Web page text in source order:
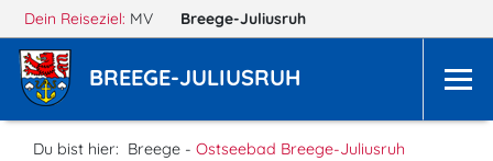
Dein Reiseziel: MV Breege-Juliusruh
BREEGE-JULIUSRUH
Du bist hier: Breege - Ostseebad Breege-Juliusruh